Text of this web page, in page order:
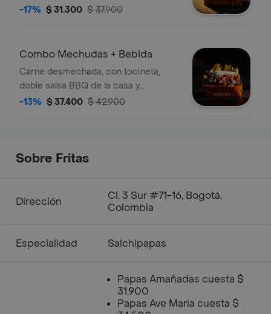
crocante, BBQ artesanal, miel maple y
-17% $ 31.300 $ 37.900
Combo Mechudas + Bebida
Carne desmechada, con tocineta,
doble salsa BBQ de la casa y
ahumada artesanal y queso rallado
-13% $ 37.400 $ 42.900
Sobre Fritas
Dirección
Cl. 3 Sur #71-16, Bogotá,
Colombia
Especialidad Salchipapas
Papas Amañadas cuesta $
31.900
Papas Ave María cuesta $